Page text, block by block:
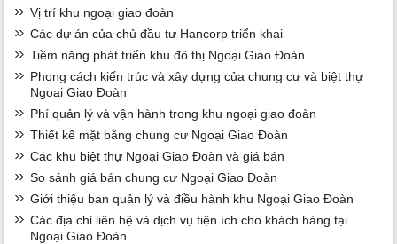
Vị trí khu ngoại giao đoàn
Các dự án của chủ đầu tư Hancorp triển khai
Tiềm năng phát triển khu đô thị Ngoại Giao Đoàn
Phong cách kiến trúc và xây dựng của chung cư và biệt thự
Ngoại Giao Đoàn
Phí quản lý và vận hành trong khu ngoại giao đoàn
Thiết kế mặt bằng chung cư Ngoại Giao Đoàn
Các khu biệt thự Ngoại Giao Đoàn và giá bán
So sánh giá bán chung cư Ngoại Giao Đoàn
Giới thiệu ban quản lý và điều hành khu Ngoại Giao Đoàn
Các địa chỉ liên hệ và dịch vụ tiện ích cho khách hàng tại
Ngoại Giao Đoàn